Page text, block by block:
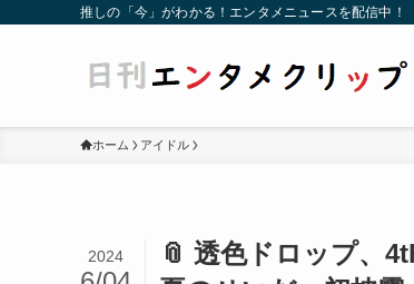
推しの「今」がわかる！エンタメニュースを配信中！
ホーム アイドル
📎 透色ドロップ、
2024